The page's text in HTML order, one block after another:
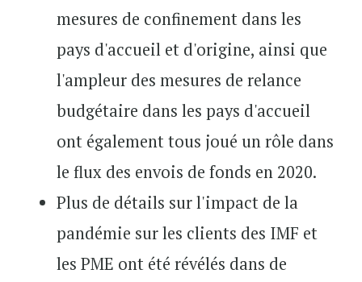
mesures de confinement dans les
pays d'accueil et d'origine, ainsi que
l'ampleur des mesures de relance
budgétaire dans les pays d'accueil
ont également tous joué un rôle dans
le flux des envois de fonds en 2020.
Plus de détails sur l'impact de la
pandémie sur les clients des IMF et
les PME ont été révélés dans de